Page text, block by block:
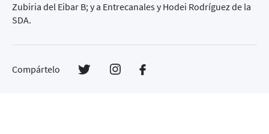
Zubiria del Eibar B; y a Entrecanales y Hodei Rodríguez de la
SDA.
Compártelo